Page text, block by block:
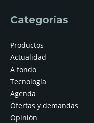
Categorías
Productos
Actualidad
A fondo
Tecnología
Agenda
Ofertas y demandas
Opinión